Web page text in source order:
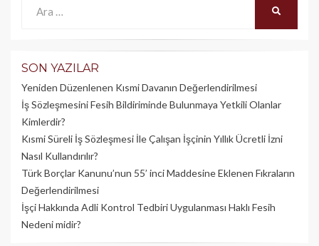
SON YAZILAR
Yeniden Düzenlenen Kısmi Davanın Değerlendirilmesi
İş Sözleşmesini Fesih Bildiriminde Bulunmaya Yetkili Olanlar
Kimlerdir?
Kısmi Süreli İş Sözleşmesi İle Çalışan İşçinin Yıllık Üc­retli İzni
Nasıl Kullandırılır?
Türk Borçlar Kanunu’nun 55’ inci Maddesine Eklenen Fıkraların
Değerlendirilmesi
İşçi Hakkında Adli Kontrol Tedbiri Uygulanması Haklı Fesih
Nedeni midir?